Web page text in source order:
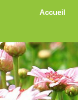
Aller au contenu
Accueil